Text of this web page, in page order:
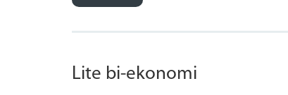
Lite bi-ekonomi